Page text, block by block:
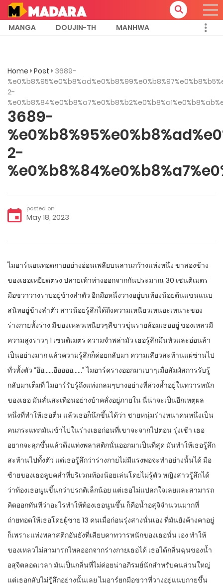
MANGA DOUJIN-TH MANHWA
Home Post
3689-
2-
3689-
2-
posted on
May 18, 2023
ไมอาร์นอนทอดกายอย่างอ่อนเพลียบนลานกว้างแห่งหนึ่ง ขาสองข้าง
ของเธอเหยียดตรง ปลายเท้าห่างออกจากกันประมาณ 30 เซนติเมตร
มือขวาวางราบอยู่ข้างลำตัว อีกมือหนึ่งวางอยู่บนท้องน้อยต้นแขนแนบ
สนิทอยู่ข้างลำตัว สาวน้อยรู้สึกได้ถึงความเหนียวเหนอะเหนาะของ
ร่างกายทั้งร่าง มีของเหลวเหนียวๆสีขาวขุ่นรายล้อมเธออยู่ ของเหลวมี
ความสูงราวๆ 1 เซนติเมตร ความจำพล่ามัว เธอรู้สึกมึนหัวและอ่อนล้า
เป็นอย่างมาก แล้วความรู้สึกก็ค่อยกลับมา ความเสียวสะท้านแผ่ซ่านไป
ทั่วทั้งตัว “อึอ……อืออออ……” ไมอาร์ครางออกมาเบาๆเมื่อสัมผัสการรับรู้
กลับมาเต็มที่ ไมอาร์รับรู้ถึงแท่งกลมๆบางอย่างที่ล่วงล้ำอยู่ในทวารหนัก
ของเธอ มันสั่นสะเทือนอย่างบ้าคลั่งอยู่ภายใน นี่น่าจะเป็นอีกเหตุผล
หนึ่งที่ทำให้เธอตื่น แล้วเธอก็นึกขึ้นได้ว่า ชายหนุ่มร่างหนาคนหนึ่งเป็น
คนกระแทกมันเข้าไปในร่างเธอก่อนที่เขาจะจากไปตอน รุ่งเช้า เธอ
อยากจะลุกขึ้นแล้วดึงแท่งพลาสติกนั่นออกมาเป็นที่สุด มันทำให้เธอรู้สึก
สะท้านไปทั้งตัว แต่เธอรู้สึกว่าร่างกายไม่มีแรงพอจะทำอย่างนั้นได้ มือ
ซ้ายของเธอลูบคล่ำที่บริเวณท้องน้อยเล่นโดยไม่รู้ตัว หญิงสาวรู้สึกได้
ว่าท้องเธอนูนขึ้นกว่าปรกติเล็กน้อย แต่เธอไม่แปลกใจเลยและสามารถ
คิดออกทันทีว่าอะไรทำให้ท้องเธอนูนขึ้น ก็คือน้ำอสุจิจำนวนมากที่
ถ่ายทอดให้เธอโดยผู้ชาย 13 คนเมื่อก่อนรุ่งสางนั่นเอง ที่มันยังค้างคาอยู่
ก็เพราะแท่งพลาสติกอันยังที่เสียบคาทวารหนักของเธอนั่น เอง ทำให้
ของเหลวไม่สามารถไหลออกจากร่างกายเธอได้ เธอได้กลิ่นฉุนของน้ำ
อสุจิตลอดเวลา มันเป็นกลิ่นที่ไม่ค่อยน่าอภิรมย์นักสำหรับคนส่วนใหญ่
แต่เธอกลับไม่รู้สึกอย่างนั้นเลย ไมอาร์ยกมือขวาที่วางอยู่แนบกายขึ้น